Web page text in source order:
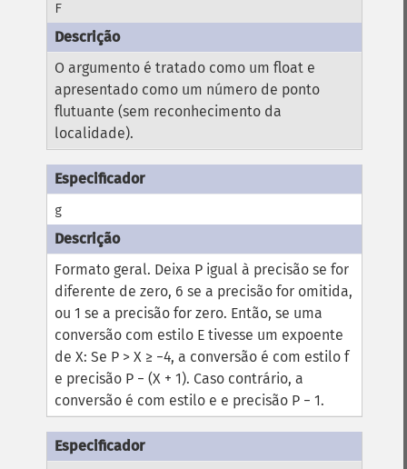
F
O argumento é tratado como um float e
apresentado como um número de ponto
flutuante (sem reconhecimento da
localidade).
g
Formato geral. Deixa P igual à precisão se for
diferente de zero, 6 se a precisão for omitida,
ou 1 se a precisão for zero. Então, se uma
conversão com estilo E tivesse um expoente
de X:Se P > X ≥ −4, a conversão é com estilo f
e precisão P − (X + 1). Caso contrário, a
conversão é com estilo e e precisão P − 1.